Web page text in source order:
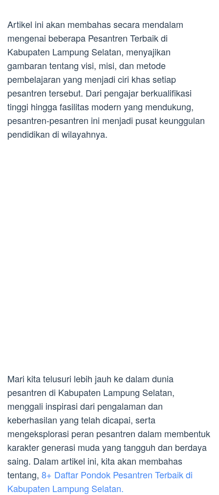
Artikel ini akan membahas secara mendalam
mengenai beberapa Pesantren Terbaik di
Kabupaten Lampung Selatan, menyajikan
gambaran tentang visi, misi, dan metode
pembelajaran yang menjadi ciri khas setiap
pesantren tersebut. Dari pengajar berkualifikasi
tinggi hingga fasilitas modern yang mendukung,
pesantren-pesantren ini menjadi pusat keunggulan
pendidikan di wilayahnya.
Mari kita telusuri lebih jauh ke dalam dunia
pesantren di Kabupaten Lampung Selatan,
menggali inspirasi dari pengalaman dan
keberhasilan yang telah dicapai, serta
mengeksplorasi peran pesantren dalam membentuk
karakter generasi muda yang tangguh dan berdaya
saing. Dalam artikel ini, kita akan membahas
tentang, 8+ Daftar Pondok Pesantren Terbaik di
Kabupaten Lampung Selatan.